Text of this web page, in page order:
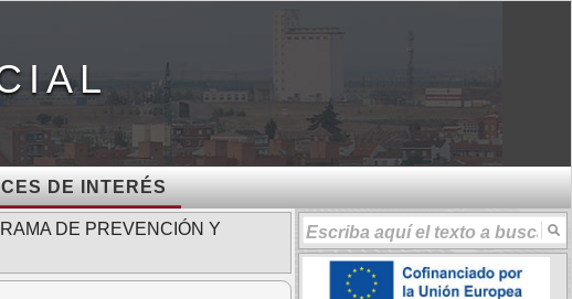
DE INTERÉS
DE PREVENCIÓN Y